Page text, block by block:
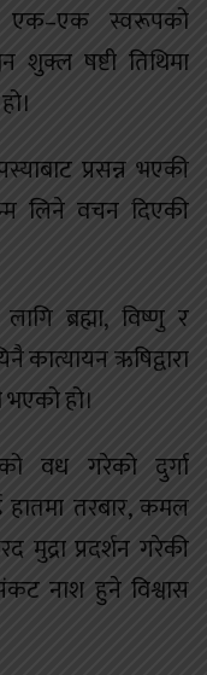
एक–एक स्वरूपको
शुक्ल षष्टी तिथिमा
प्रसन्न भएकी
लिने वचन दिएकी
ब्रह्मा, विष्णु र
कात्यायन ऋषिद्वारा
हो।
वध गरेको दुर्गा
तरबार, कमल
प्रदर्शन गरेकी
नाश हुने विश्वास